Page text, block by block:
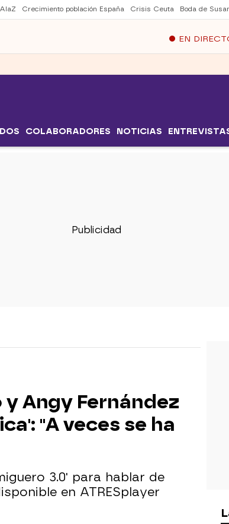
Crecimiento población España Crisis Ceuta Boda de
EN
COLABORADORES NOTICIAS
y Angy Fernández
"A veces se ha
3.0' para hablar de
en ATRESplayer